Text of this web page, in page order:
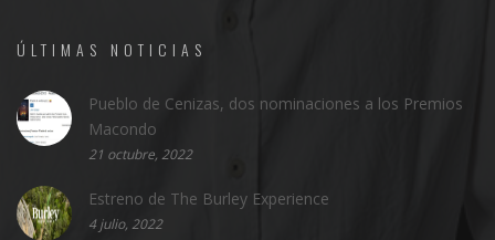
ÚLTIMAS NOTICIAS
Pueblo de Cenizas, dos nominaciones a los Premios
Macondo
21 octubre, 2022
Estreno de The Burley Experience
4 julio, 2022